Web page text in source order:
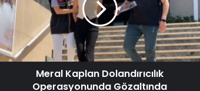
Meral Kaplan Dolandırıcılık
Operasyonunda Gözaltında